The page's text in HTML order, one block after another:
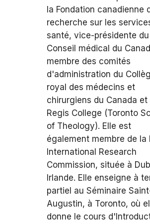
la Fondation canadienne
recherche sur les
santé, vice-présidente du
Conseil médical du
membre des comités
d'administration du
royal des médecins et
chirurgiens du Canada et
Regis College (Toronto
of Theology). Elle est
également membre de la
International Research
Commission, située à
Irlande. Elle enseigne à
partiel au Séminaire
Augustin, à Toronto, où
donne le cours